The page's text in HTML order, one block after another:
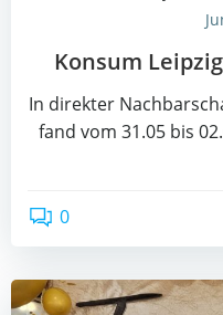
Kon­sum
In direk­ter
fand vom 31.05 bis
0